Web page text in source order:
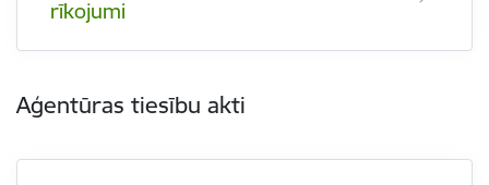
rīkojumi
Aģentūras tiesību akti